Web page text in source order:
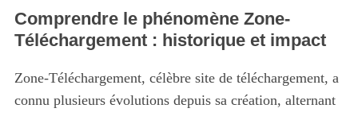
Comprendre le phénomène Zone-
Téléchargement : historique et impact
Zone-Téléchargement, célèbre site de téléchargement, a
connu plusieurs évolutions depuis sa création, alternant